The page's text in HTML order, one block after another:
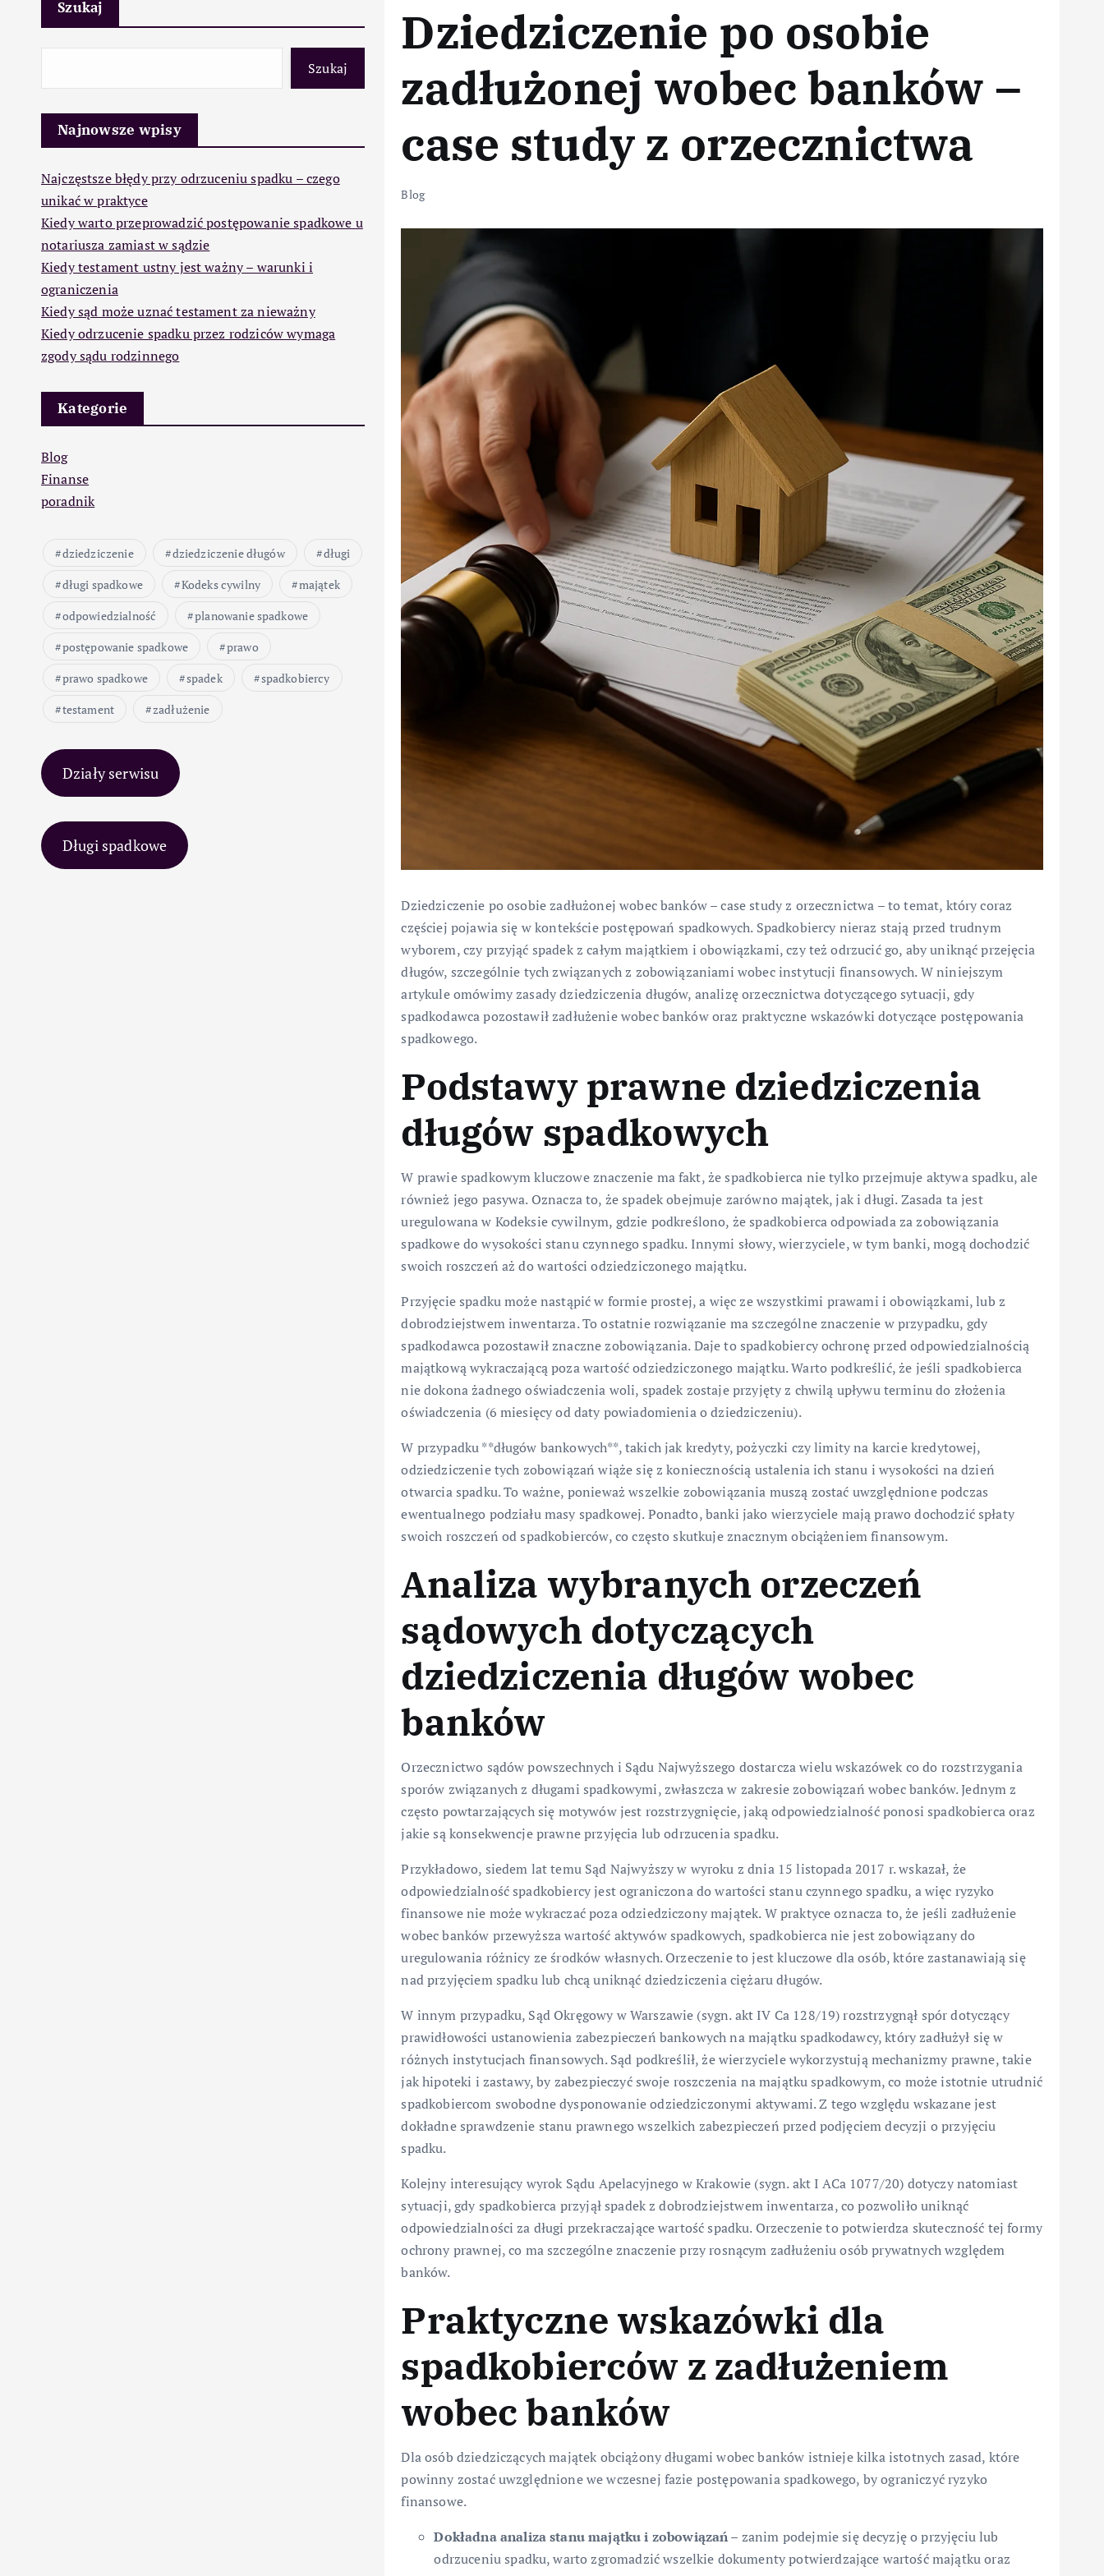
Szukaj
Szukaj
Najnowsze wpisy
Najczęstsze błędy przy odrzuceniu spadku – czego
unikać w praktyce
Kiedy warto przeprowadzić postępowanie spadkowe u
notariusza zamiast w sądzie
Kiedy testament ustny jest ważny – warunki i
ograniczenia
Kiedy sąd może uznać testament za nieważny
Kiedy odrzucenie spadku przez rodziców wymaga
zgody sądu rodzinnego
Kategorie
Blog
Finanse
poradnik
dziedziczenie dziedziczenie długów
długi
długi spadkowe
Kodeks cywilny
majątek
odpowiedzialność
planowanie spadkowe
postępowanie spadkowe
prawo
prawo spadkowe
spadek
spadkobiercy
testament
zadłużenie
Działy serwisu
Długi spadkowe
Dziedziczenie po osobie
zadłużonej wobec banków –
case study z orzecznictwa
Blog
Dziedziczenie po osobie zadłużonej wobec banków – case study z orzecznictwa – to temat, który coraz
częściej pojawia się w kontekście postępowań spadkowych. Spadkobiercy nieraz stają przed trudnym
wyborem, czy przyjąć spadek z całym majątkiem i obowiązkami, czy też odrzucić go, aby uniknąć przejęcia
długów, szczególnie tych związanych z zobowiązaniami wobec instytucji finansowych. W niniejszym
artykule omówimy zasady dziedziczenia długów, analizę orzecznictwa dotyczącego sytuacji, gdy
spadkodawca pozostawił zadłużenie wobec banków oraz praktyczne wskazówki dotyczące postępowania
spadkowego.
Podstawy prawne dziedziczenia
długów spadkowych
W prawie spadkowym kluczowe znaczenie ma fakt, że spadkobierca nie tylko przejmuje aktywa spadku, ale
również jego pasywa. Oznacza to, że spadek obejmuje zarówno majątek, jak i długi. Zasada ta jest
uregulowana w Kodeksie cywilnym, gdzie podkreślono, że spadkobierca odpowiada za zobowiązania
spadkowe do wysokości stanu czynnego spadku. Innymi słowy, wierzyciele, w tym banki, mogą dochodzić
swoich roszczeń aż do wartości odziedziczonego majątku.
Przyjęcie spadku może nastąpić w formie prostej, a więc ze wszystkimi prawami i obowiązkami, lub z
dobrodziejstwem inwentarza. To ostatnie rozwiązanie ma szczególne znaczenie w przypadku, gdy
spadkodawca pozostawił znaczne zobowiązania. Daje to spadkobiercy ochronę przed odpowiedzialnością
majątkową wykraczającą poza wartość odziedziczonego majątku. Warto podkreślić, że jeśli spadkobierca
nie dokona żadnego oświadczenia woli, spadek zostaje przyjęty z chwilą upływu terminu do złożenia
oświadczenia (6 miesięcy od daty powiadomienia o dziedziczeniu).
W przypadku **długów bankowych**, takich jak kredyty, pożyczki czy limity na karcie kredytowej,
odziedziczenie tych zobowiązań wiąże się z koniecznością ustalenia ich stanu i wysokości na dzień
otwarcia spadku. To ważne, ponieważ wszelkie zobowiązania muszą zostać uwzględnione podczas
ewentualnego podziału masy spadkowej. Ponadto, banki jako wierzyciele mają prawo dochodzić spłaty
swoich roszczeń od spadkobierców, co często skutkuje znacznym obciążeniem finansowym.
Analiza wybranych orzeczeń
sądowych dotyczących
dziedziczenia długów wobec
banków
Orzecznictwo sądów powszechnych i Sądu Najwyższego dostarcza wielu wskazówek co do rozstrzygania
sporów związanych z długami spadkowymi, zwłaszcza w zakresie zobowiązań wobec banków. Jednym z
często powtarzających się motywów jest rozstrzygnięcie, jaką odpowiedzialność ponosi spadkobierca oraz
jakie są konsekwencje prawne przyjęcia lub odrzucenia spadku.
Przykładowo, siedem lat temu Sąd Najwyższy w wyroku z dnia 15 listopada 2017 r. wskazał, że
odpowiedzialność spadkobiercy jest ograniczona do wartości stanu czynnego spadku, a więc ryzyko
finansowe nie może wykraczać poza odziedziczony majątek. W praktyce oznacza to, że jeśli zadłużenie
wobec banków przewyższa wartość aktywów spadkowych, spadkobierca nie jest zobowiązany do
uregulowania różnicy ze środków własnych. Orzeczenie to jest kluczowe dla osób, które zastanawiają się
nad przyjęciem spadku lub chcą uniknąć dziedziczenia ciężaru długów.
W innym przypadku, Sąd Okręgowy w Warszawie (sygn. akt IV Ca 128/19) rozstrzygnął spór dotyczący
prawidłowości ustanowienia zabezpieczeń bankowych na majątku spadkodawcy, który zadłużył się w
różnych instytucjach finansowych. Sąd podkreślił, że wierzyciele wykorzystują mechanizmy prawne, takie
jak hipoteki i zastawy, by zabezpieczyć swoje roszczenia na majątku spadkowym, co może istotnie utrudnić
spadkobiercom swobodne dysponowanie odziedziczonymi aktywami. Z tego względu wskazane jest
dokładne sprawdzenie stanu prawnego wszelkich zabezpieczeń przed podjęciem decyzji o przyjęciu
spadku.
Kolejny interesujący wyrok Sądu Apelacyjnego w Krakowie (sygn. akt I ACa 1077/20) dotyczy natomiast
sytuacji, gdy spadkobierca przyjął spadek z dobrodziejstwem inwentarza, co pozwoliło uniknąć
odpowiedzialności za długi przekraczające wartość spadku. Orzeczenie to potwierdza skuteczność tej formy
ochrony prawnej, co ma szczególne znaczenie przy rosnącym zadłużeniu osób prywatnych względem
banków.
Praktyczne wskazówki dla
spadkobierców z zadłużeniem
wobec banków
Dla osób dziedziczących majątek obciążony długami wobec banków istnieje kilka istotnych zasad, które
powinny zostać uwzględnione we wczesnej fazie postępowania spadkowego, by ograniczyć ryzyko
finansowe.
Dokładna analiza stanu majątku i zobowiązań– zanim podejmie się decyzję o przyjęciu lub
odrzuceniu spadku, warto zgromadzić wszelkie dokumenty potwierdzające wartość majątku oraz